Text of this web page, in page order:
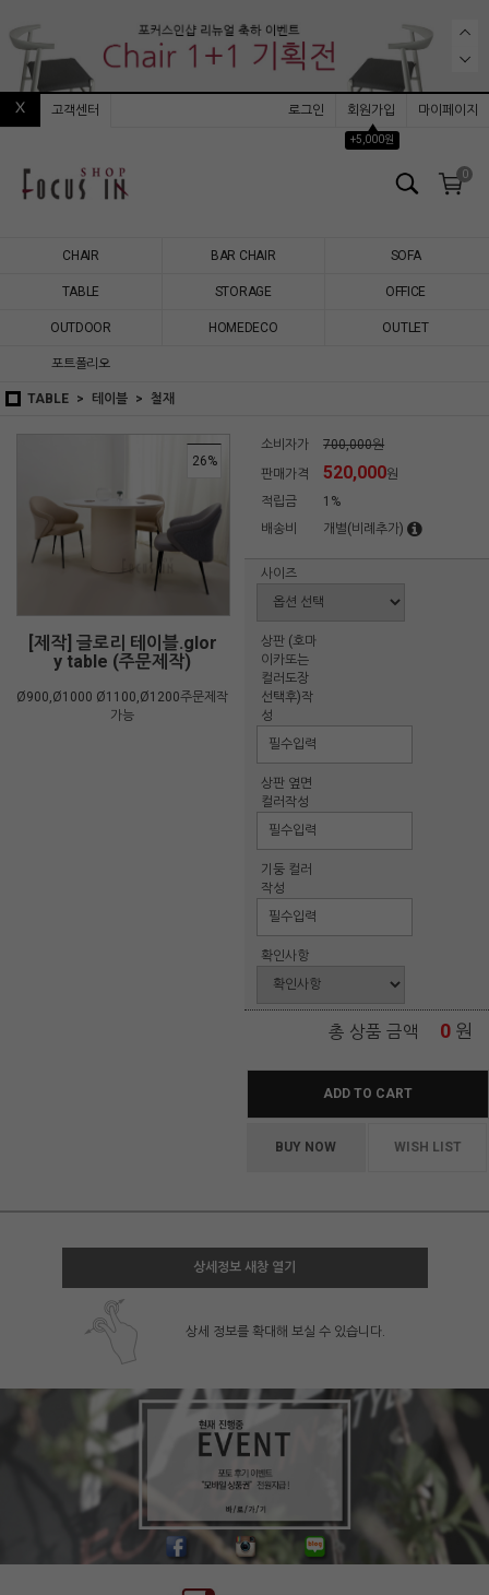
고객센터 로그인
회원가입
▲
+5,000원
마이페이지
0
CHAIR BAR CHAIR SOFA
TABLE STORAGE OFFICE
OUTDOOR HOMEDECO OUTLET
포트폴리오
TABLE 테이블 철재
26%
[제작] 글로리 테이블.glor
y table (주문제작)
Ø900,Ø1000 Ø1100,Ø1200주문제작
가능
소비자가
700,000원
판매가격
520,000원
적립금
1%
배송비
개별(비례추가)
사이즈
상판 (호마
이카또는
컬러도장
선택후)작
성
상판 옆면
컬러작성
기둥 컬러
작성
확인사항
총 상품 금액 0 원
ADD TO CART
BUY NOW WISH LIST
상세정보 새창 열기
상세 정보를 확대해 보실 수 있습니다.